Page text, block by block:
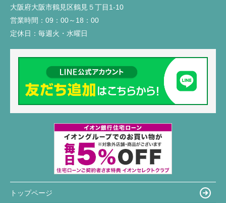
大阪府大阪市鶴見区鶴見５丁目1-10
営業時間： 09：00～18：00
定休日： 毎週火・水曜日
トップページ